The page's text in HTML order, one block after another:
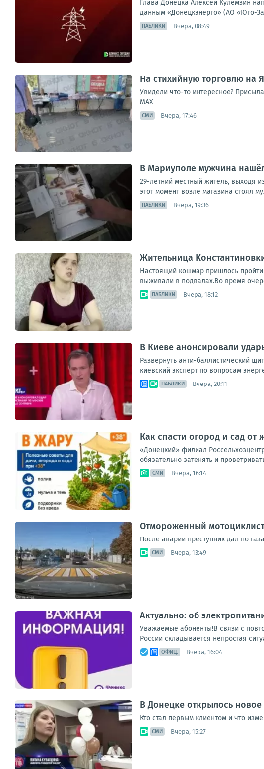
Глава Донецка Алексей Кулемзин
данным «Донецкэнерго» (АО «Юго-
ПАБЛИКИ Вчера, 08:49
На стихийную торговлю на
Увидели что-то интересное?
МАХ
СМИ Вчера, 17:46
В Мариуполе мужчина
29-летний местный житель, выходя
этот момент возле магазина стоял
ПАБЛИКИ Вчера, 19:36
Жительница
Настоящий кошмар пришлось
выживали в подвалах.Во время
ПАБЛИКИ Вчера, 18:12
В Киеве анонсировали
Развернуть анти-баллистический
киевский эксперт по вопросам
ПАБЛИКИ Вчера, 20:11
Как спасти огород и сад от
«Донецкий» филиал
обязательно затенять и
СМИ Вчера, 16:14
Отмороженный
После аварии преступник дал по
СМИ Вчера, 13:49
Актуально: об
Уважаемые абоненты!В связи с
России складывается непростая
ОФИЦ. Вчера, 16:04
В Донецке открылось
Кто стал первым клиентом и что
СМИ Вчера, 15:27